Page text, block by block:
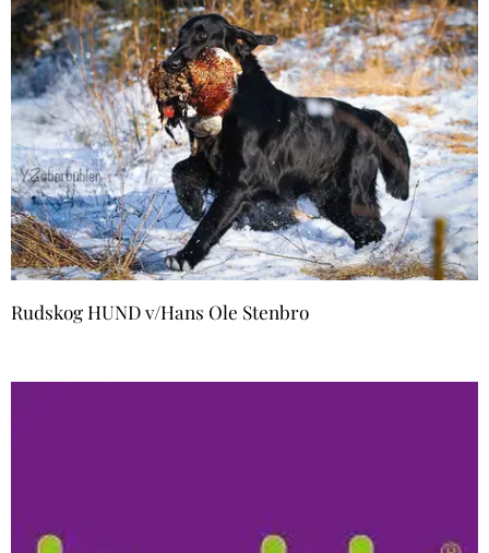
Rudskog HUND v/Hans Ole Stenbro